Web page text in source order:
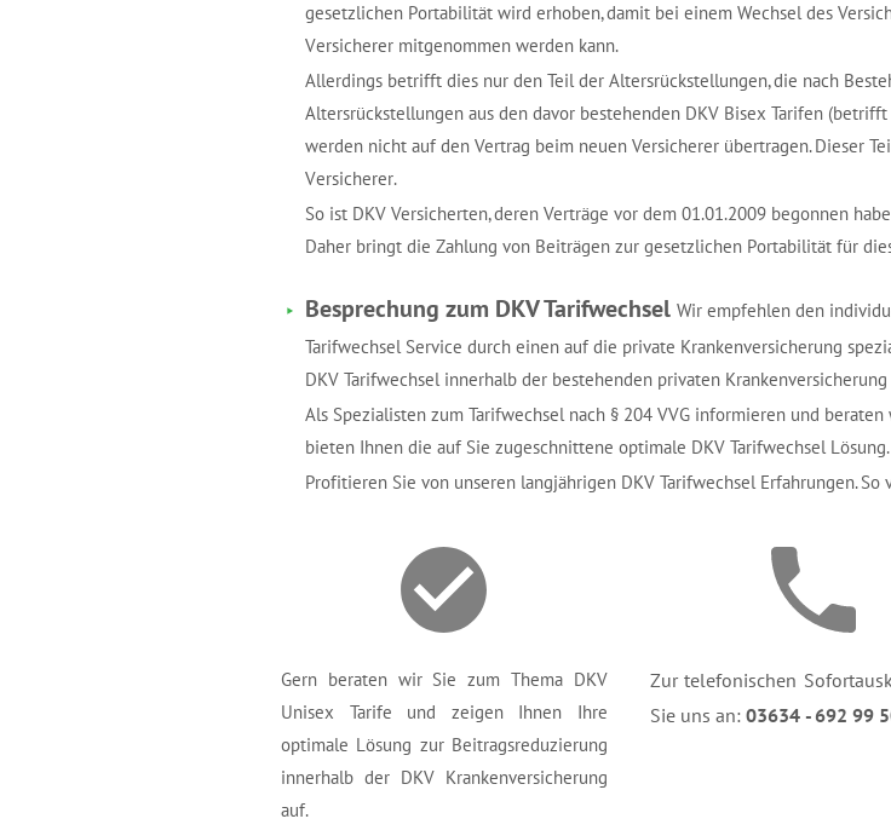
gesetzlichen Portabilität wird erhoben, damit bei einem Wechsel des
Versicherer mitgenommen werden kann.
Allerdings betrifft dies nur den Teil der Altersrückstellungen, die nach
Altersrückstellungen aus den davor bestehenden DKV Bisex Tarifen
werden nicht auf den Vertrag beim neuen Versicherer übertragen. Dieser
Versicherer.
So ist DKV Versicherten, deren Verträge vor dem 01.01.2009 begonnen
Daher bringt die Zahlung von Beiträgen zur gesetzlichen Portabilität für
Besprechung zum DKV Tarifwechsel Wir empfehlen den
Tarifwechsel Service durch einen auf die private Krankenversicherung
DKV Tarifwechsel innerhalb der bestehenden privaten
Als Spezialisten zum Tarifwechsel nach § 204 VVG informieren und
bieten Ihnen die auf Sie zugeschnittene optimale DKV Tarifwechsel Lösung.
Profitieren Sie von unseren langjährigen DKV Tarifwechsel Erfahrungen.
Gern beraten wir Sie zum Thema DKV
Unisex Tarife und zeigen Ihnen Ihre
optimale Lösung zur Beitragsreduzierung
innerhalb der DKV Krankenversicherung
auf.
Zur telefonischen
Sie uns an:03634 - 692 99